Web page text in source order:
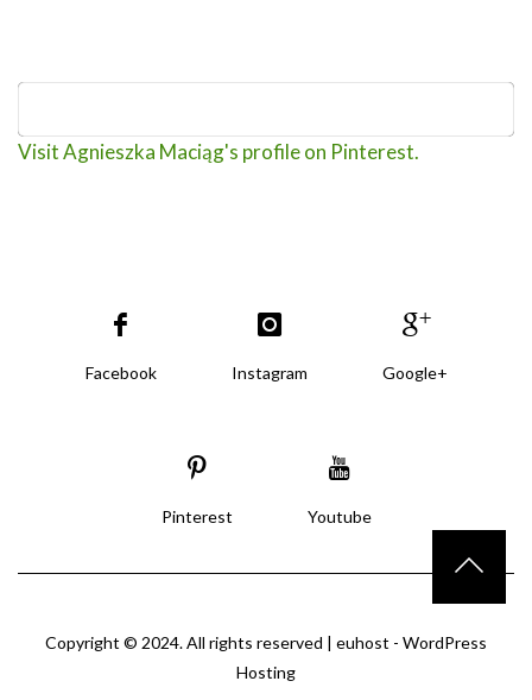
Visit Agnieszka Maciąg's profile on Pinterest.
Facebook Instagram Google+
Pinterest Youtube
Copyright © 2024. All rights reserved | euhost - WordPress
Hosting